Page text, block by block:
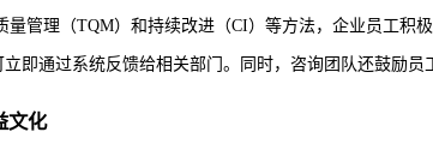
量管理（TQM）和持续改进（CI）等方法，企业员工积
即通过系统反馈给相关部门。同时，咨询团队还鼓励
文化